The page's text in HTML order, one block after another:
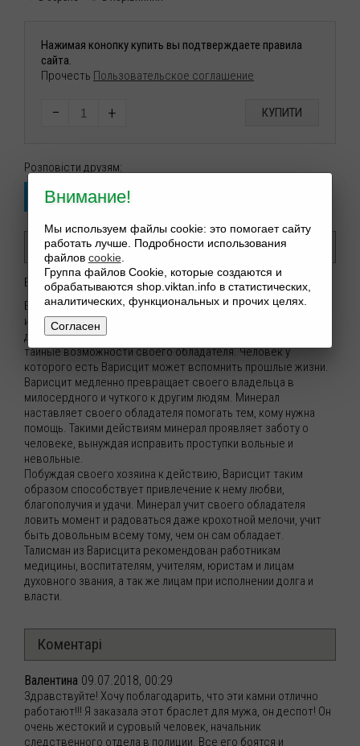
Нажимая конопку купить вы подтверждаете правила
сайта.
Прочесть Пользовательское соглашение
− + КУПИТИ
Розповісти друзям:
Опис
Браслет для привлечения Успеха из Варисцита
Браслет рекомендован тем, кто стремится к совершенству
и духовному развитию. Минерал Варисцит удачно подходит
для медитации, он раскрывает скрытые способности и
тайные возможности своего обладателя. Человек у
которого есть Варисцит может вспомнить прошлые жизни.
Варисцит медленно превращает своего владельца в
милосердного и чуткого к другим людям. Минерал
наставляет своего обладателя помогать тем, кому нужна
помощь. Такими действиям минерал проявляет заботу о
человеке, вынуждая исправить проступки вольные и
невольные.
Побуждая своего хозяина к действию, Варисцит таким
образом способствует привлечение к нему любви,
благополучия и удачи. Минерал учит своего обладателя
ловить момент и радоваться даже крохотной мелочи, учит
быть довольным всему тому, чем он сам обладает.
Талисман из Варисцита рекомендован работникам
медицины, воспитателям, учителям, юристам и лицам
духовного звания, а так же лицам при исполнении долга и
власти.
Коментарі
Валентина 09.07.2018, 00:29
Здравствуйте! Хочу поблагодарить, что эти камни отлично
работают!!! Я заказала этот браслет для мужа, он деспот! Он
очень жестокий и суровый человек, начальник
следственного отдела в полиции. Все его боятся и
Внимание!
Мы используем файлы cookie: это помогает сайту
работать лучше. Подробности использования
файлов cookie.
Группа файлов Cookie, которые создаются и
обрабатываются shop.viktan.info в статистических,
аналитических, функциональных и прочих целях.
Согласен